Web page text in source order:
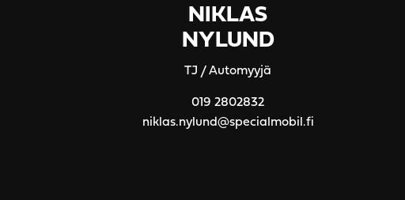
NIKLAS
NYLUND
TJ / Automyyjä
019 2802832
niklas.nylund@specialmobil.fi